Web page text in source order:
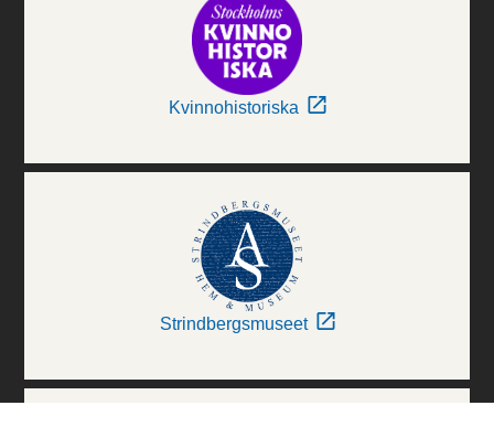
Kvinnohistoriska
Strindbergsmuseet